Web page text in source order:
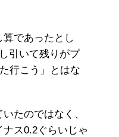
算であったとし
引いて残りがプ
行こう」とはな
たのではなく、
ス0.2ぐらいじゃ